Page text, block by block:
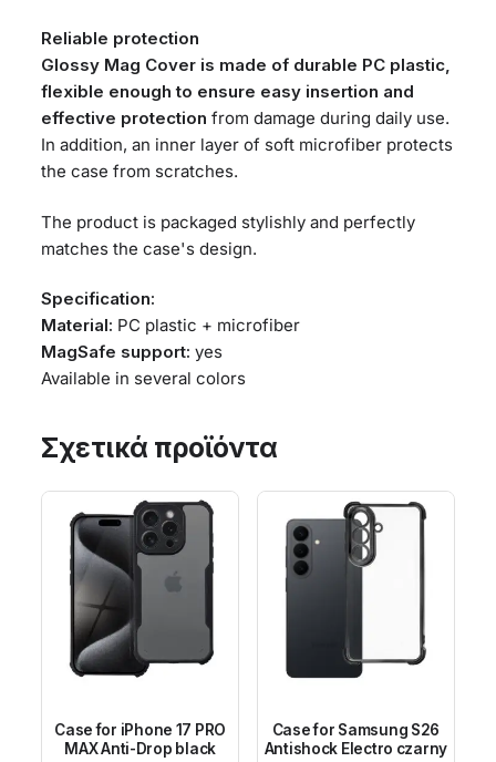
Reliable protection
Glossy Mag Cover is made of durable PC plastic,
flexible enough to ensure easy insertion and
effective protection from damage during daily use.
In addition, an inner layer of soft microfiber protects
the case from scratches.
The product is packaged stylishly and perfectly
matches the case's design.
Specification:
Material: PC plastic + microfiber
MagSafe support:yes
Available in several colors
Σχετικά προϊόντα
Case for iPhone 17 PRO
MAX Anti-Drop black
Case for Samsung S26
Antishock Electro czarny